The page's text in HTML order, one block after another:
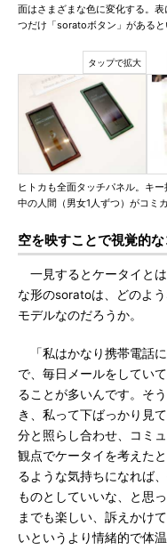
面はさまざまな色に変化する。
つだけ「soratoボタン」があると
ヒトカも全面タッチパネル。キ
中の人間（男女1人ずつ）がコミ
空を映すことで視覚的
一見するとケータイと
な形のsoratoは、どのよ
モデルなのだろうか。
「私はかなり携帯電話
で、毎日メールをしてい
ることが多いんです。そ
き、私って下ばっかり見
分と照らし合わせ、コミ
観点でケータイを考えた
るような気持ちになれば
ものとしていいな、と思
までも楽しい、訴えかけ
いというより情緒的で体